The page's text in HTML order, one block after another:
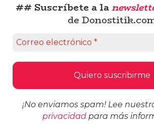
## Suscríbete a la
de
¡No enviamos spam! Lee
privacidad para más